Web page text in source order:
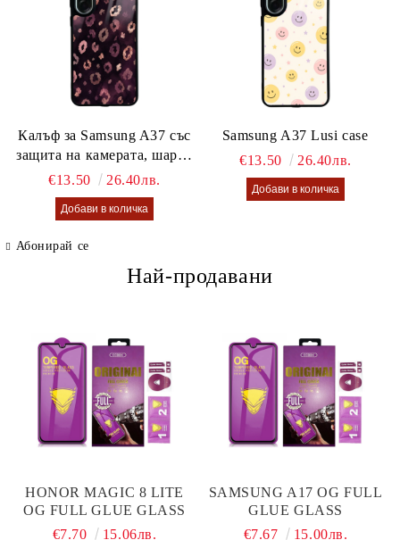
Калъф за Samsung A37 със
защита на камерата, шарен
калъф Lusi case
€13.50 26.40лв.
Samsung A37 Lusi case
€13.50
26.40лв.
Абонирай се
Най-продавани
HONOR MAGIC 8 LITE
OG FULL GLUE GLASS
€7.70
15.06лв.
SAMSUNG A17 OG FULL
GLUE GLASS
€7.67
15.00лв.